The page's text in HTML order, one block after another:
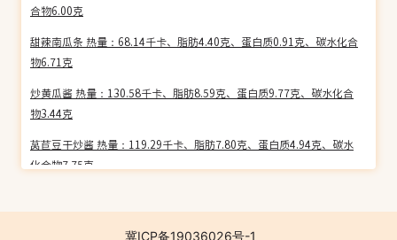
合物6.00克
甜辣南瓜条 热量：68.14千卡、脂肪4.40克、蛋白质0.91克、碳水化合
物6.71克
炒黄瓜酱 热量：130.58千卡、脂肪8.59克、蛋白质9.77克、碳水化合
物3.44克
莴苣豆干炒酱 热量：119.29千卡、脂肪7.80克、蛋白质4.94克、碳水
化合物7.75克
合物1.92克
冀ICP备19036026号-1